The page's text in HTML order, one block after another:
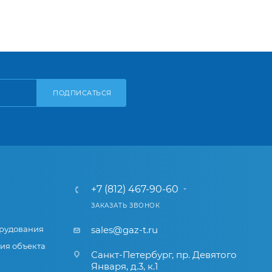
ПОДПИСАТЬСЯ
объекта
+7 (812) 467-90-60
ЗАКАЗАТЬ ЗВОНОК
sales@gaz-t.ru
Санкт-Петербург, пр. Девятого
Января, д.3, к.1